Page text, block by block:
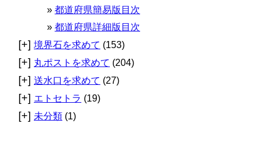
都道府県簡易版目次
都道府県詳細版目次
[+] 境界石を求めて (153)
[+] 丸ポストを求めて (204)
[+] 送水口を求めて (27)
[+] エトセトラ (19)
[+] 未分類 (1)